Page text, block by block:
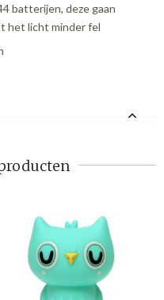
batterijen, deze gaan
het licht minder fel